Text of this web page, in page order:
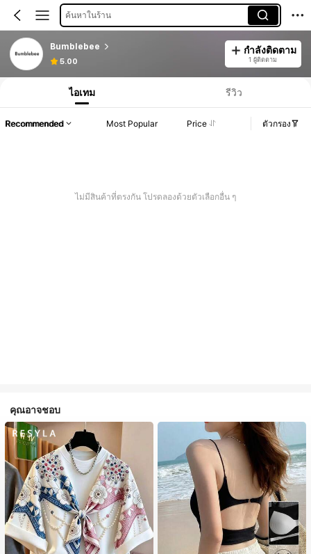
ค้นหาในร้าน
Bumblebee
5.00
กำลังติดตาม
1 ผู้ติดตาม
ไอเทม รีวิว
Recommended Most Popular Price ตัวกรอง
ไม่มีสินค้าที่ตรงกัน โปรดลองด้วยตัวเลือกอื่น ๆ
คุณอาจชอบ